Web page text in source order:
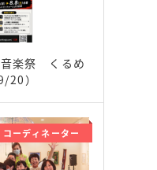
音楽祭 くるめ
20）
ーディネーター